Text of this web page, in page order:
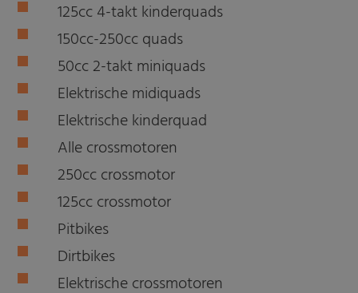
125cc 4-takt kinderquads
150cc-250cc quads
50cc 2-takt miniquads
Elektrische midiquads
Elektrische kinderquad
Alle crossmotoren
250cc crossmotor
125cc crossmotor
Pitbikes
Dirtbikes
Elektrische crossmotoren